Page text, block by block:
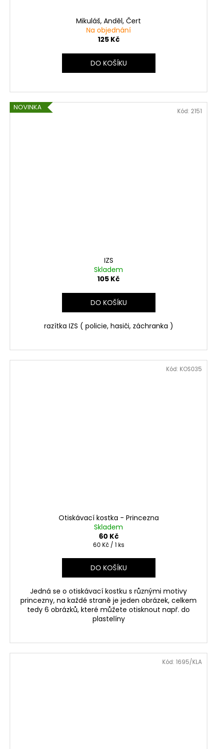
Mikuláš, Anděl, Čert
Na objednání
125 Kč
DO KOŠÍKU
NOVINKA
IZS
Skladem
105 Kč
DO KOŠÍKU
razítka IZS ( policie, hasiči, záchranka )
Kód: 2151
Otiskávací kostka - Princezna
Skladem
60 Kč
Měrná
60 Kč / 1 ks
DO KOŠÍKU
Jedná se o otiskávací kostku s různými motivy
princezny, na každé straně je jeden obrázek, celkem
tedy 6 obrázků, které můžete otisknout např. do
plastelíny
Kód: KOS035
Kód: 1695/KLA